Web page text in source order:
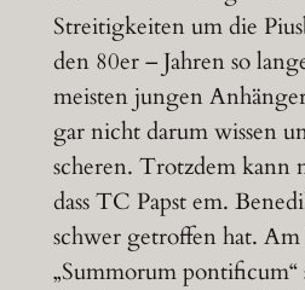
Streitigkeiten um die
den 80er – Jahren so
meisten jungen
gar nicht darum wissen
scheren. Trotzdem kann
dass TC Papst em.
schwer getroffen hat.
„Summorum pontificum“